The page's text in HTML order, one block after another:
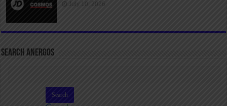
July 10, 2026
SEARCH ANERGOS